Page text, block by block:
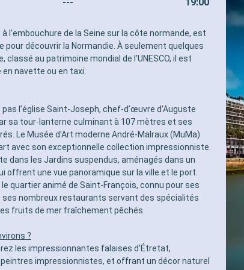
à l'embouchure de la Seine sur la côte normande, est
pour découvrir la Normandie. À seulement quelques
au patrimoine mondial de l’UNESCO, il est
navette ou en taxi.
l’église Saint-Joseph, chef-d’œuvre d’Auguste
sa tour-lanterne culminant à 107 mètres et ses
Le Musée d'Art moderne André-Malraux (MuMa)
avec son exceptionnelle collection impressionniste.
dans les Jardins suspendus, aménagés dans un
offrent une vue panoramique sur la ville et le port.
quartier animé de Saint-François, connu pour ses
nombreux restaurants servant des spécialités
fruits de mer fraîchement pêchés.
?
les impressionnantes falaises d’Étretat,
impressionnistes, et offrant un décor naturel